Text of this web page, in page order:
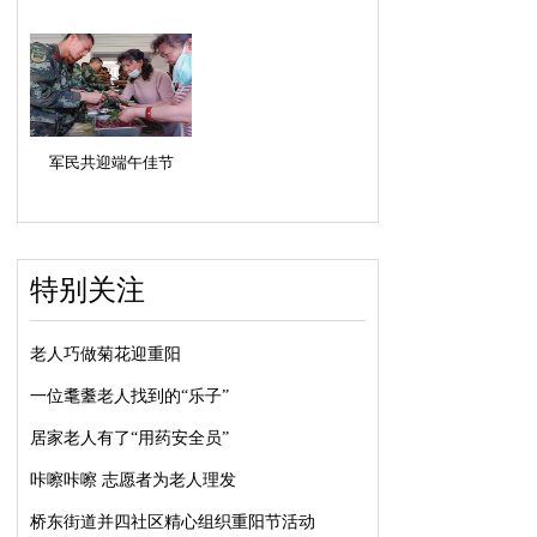
军民共迎端午佳节
特别关注
老人巧做菊花迎重阳
一位耄耋老人找到的“乐子”
居家老人有了“用药安全员”
咔嚓咔嚓 志愿者为老人理发
桥东街道并四社区精心组织重阳节活动